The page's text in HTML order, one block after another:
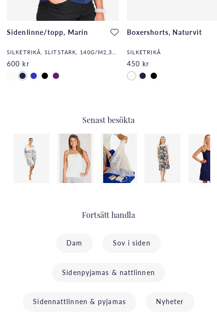
Sidenlinne/topp, Marin
SILKETRIKÅ, SLITSTARK, 140G/M2,32,DF
600 kr
Boxershorts, Naturvit
SILKETRIKÅ
450 kr
Senast besökta
Fortsätt handla
Dam Sov i siden
Sidenpyjamas & nattlinnen
Sidennattlinnen & pyjamas Nyheter